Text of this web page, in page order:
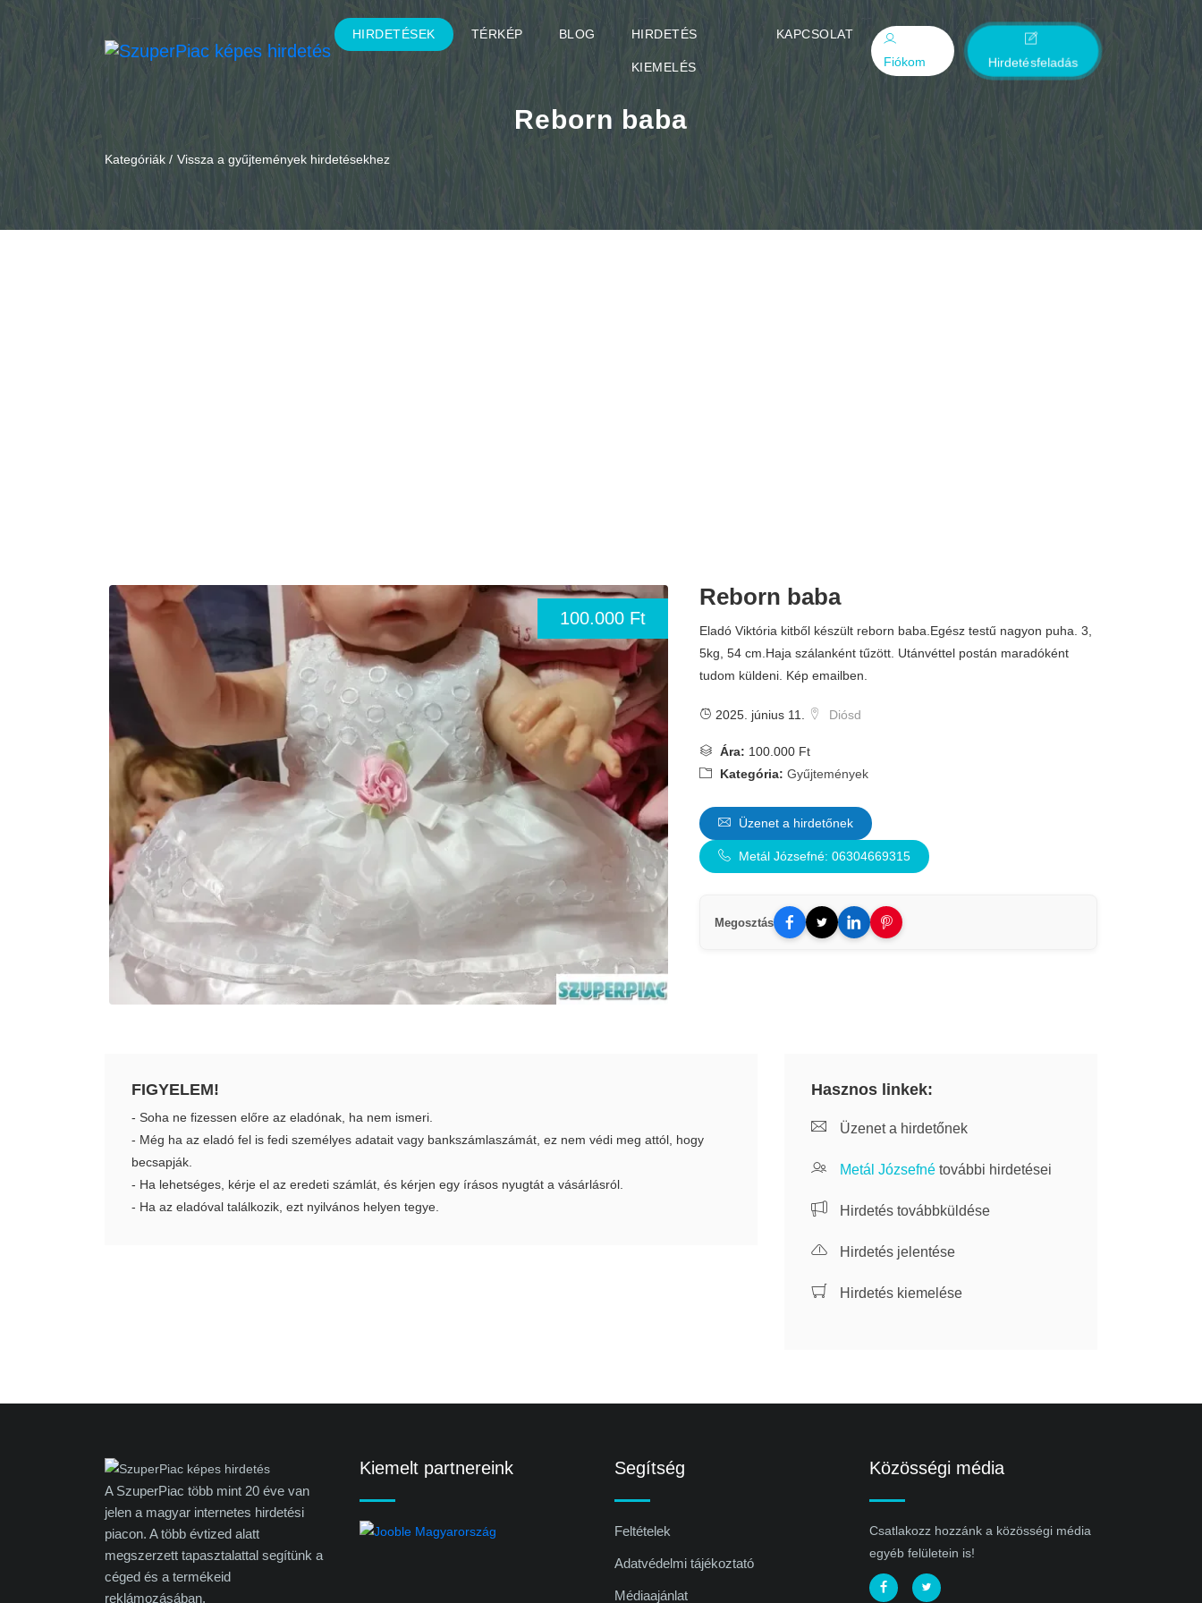
HIRDETÉSEK TÉRKÉP BLOG HIRDETÉS
KIEMELÉS
KAPCSOLAT
Fiókom
Hirdetésfeladás
Reborn baba
Kategóriák / Vissza a gyűjtemények hirdetésekhez
100.000 Ft
Reborn baba
Eladó Viktória kitből készült reborn baba.Egész testű nagyon puha. 3,
5kg, 54 cm.Haja szálanként tűzött. Utánvéttel postán maradóként
tudom küldeni. Kép emailben.
2025. június 11. Diósd
Ára: 100.000 Ft
Kategória: Gyűjtemények
Üzenet a hirdetőnek
Metál Józsefné: 06304669315
Megosztás
FIGYELEM!
- Soha ne fizessen előre az eladónak, ha nem ismeri.
- Még ha az eladó fel is fedi személyes adatait vagy bankszámlaszámát, ez nem védi meg attól, hogy
becsapják.
- Ha lehetséges, kérje el az eredeti számlát, és kérjen egy írásos nyugtát a vásárlásról.
- Ha az eladóval találkozik, ezt nyilvános helyen tegye.
Hasznos linkek:
Üzenet a hirdetőnek
Metál Józsefné további hirdetései
Hirdetés továbbküldése
Hirdetés jelentése
Hirdetés kiemelése
A SzuperPiac több mint 20 éve van
jelen a magyar internetes hirdetési
piacon. A több évtized alatt
megszerzett tapasztalattal segítünk a
céged és a termékeid
reklámozásában.
Kiemelt partnereink Segítség
Feltételek
Adatvédelmi tájékoztató
Médiaajánlat
Közösségi média
Csatlakozz hozzánk a közösségi média
egyéb felületein is!